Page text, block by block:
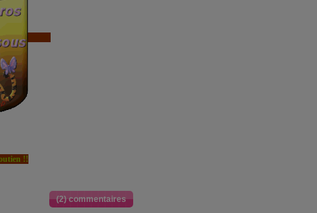
!!
(2) commentaires